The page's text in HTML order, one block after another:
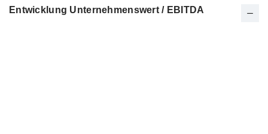
Entwicklung Unternehmenswert / EBITDA